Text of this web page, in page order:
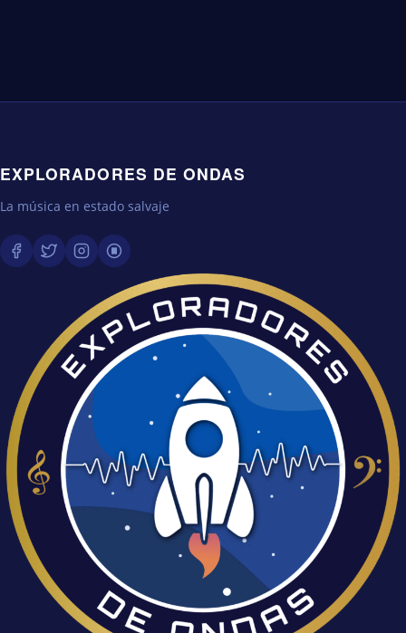
EXPLORADORES DE ONDAS
La música en estado salvaje